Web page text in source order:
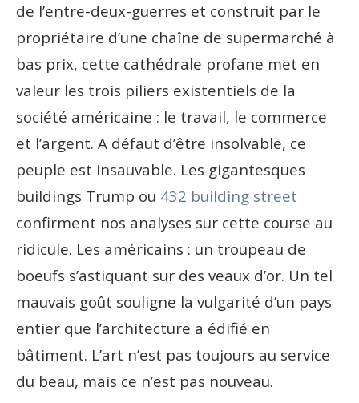
de l’entre-deux-guerres et construit par le
propriétaire d’une chaîne de supermarché à
bas prix, cette cathédrale profane met en
valeur les trois piliers existentiels de la
société américaine : le travail, le commerce
et l’argent. A défaut d’être insolvable, ce
peuple est insauvable. Les gigantesques
buildings Trump ou 432 building street
confirment nos analyses sur cette course au
ridicule. Les américains : un troupeau de
boeufs s’astiquant sur des veaux d’or. Un tel
mauvais goût souligne la vulgarité d’un pays
entier que l’architecture a édifié en
bâtiment. L’art n’est pas toujours au service
du beau, mais ce n’est pas nouveau.